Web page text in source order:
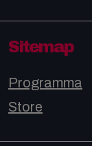
Sitemap
Programma
Store